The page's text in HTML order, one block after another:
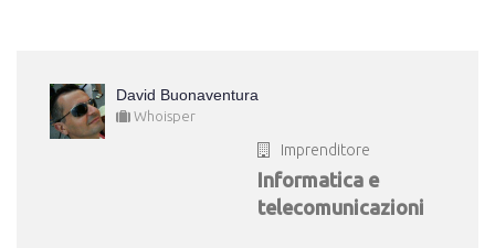
David Buonaventura
Whoisper
Imprenditore
Informatica e
telecomunicazioni